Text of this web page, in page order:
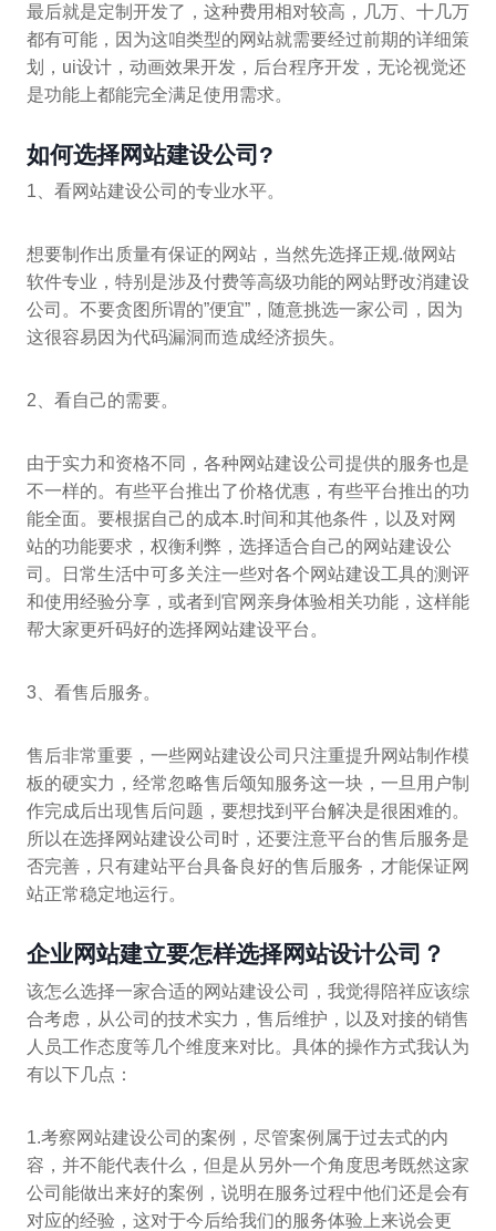
最后就是定制开发了，这种费用相对较高，几万、十几万
都有可能，因为这咱类型的网站就需要经过前期的详细策
划，ui设计，动画效果开发，后台程序开发，无论视觉还
是功能上都能完全满足使用需求。
如何选择网站建设公司?
1、看网站建设公司的专业水平。
想要制作出质量有保证的网站，当然先选择正规.做网站
软件专业，特别是涉及付费等高级功能的网站野改消建设
公司。不要贪图所谓的”便宜”，随意挑选一家公司，因为
这很容易因为代码漏洞而造成经济损失。
2、看自己的需要。
由于实力和资格不同，各种网站建设公司提供的服务也是
不一样的。有些平台推出了价格优惠，有些平台推出的功
能全面。要根据自己的成本.时间和其他条件，以及对网
站的功能要求，权衡利弊，选择适合自己的网站建设公
司。日常生活中可多关注一些对各个网站建设工具的测评
和使用经验分享，或者到官网亲身体验相关功能，这样能
帮大家更歼码好的选择网站建设平台。
3、看售后服务。
售后非常重要，一些网站建设公司只注重提升网站制作模
板的硬实力，经常忽略售后颂知服务这一块，一旦用户制
作完成后出现售后问题，要想找到平台解决是很困难的。
所以在选择网站建设公司时，还要注意平台的售后服务是
否完善，只有建站平台具备良好的售后服务，才能保证网
站正常稳定地运行。
企业网站建立要怎样选择网站设计公司？
该怎么选择一家合适的网站建设公司，我觉得陪祥应该综
合考虑，从公司的技术实力，售后维护，以及对接的销售
人员工作态度等几个维度来对比。具体的操作方式我认为
有以下几点：
1.考察网站建设公司的案例，尽管案例属于过去式的内
容，并不能代表什么，但是从另外一个角度思考既然这家
公司能做出来好的案例，说明在服务过程中他们还是会有
对应的经验，这对于今后给我们的服务体验上来说会更